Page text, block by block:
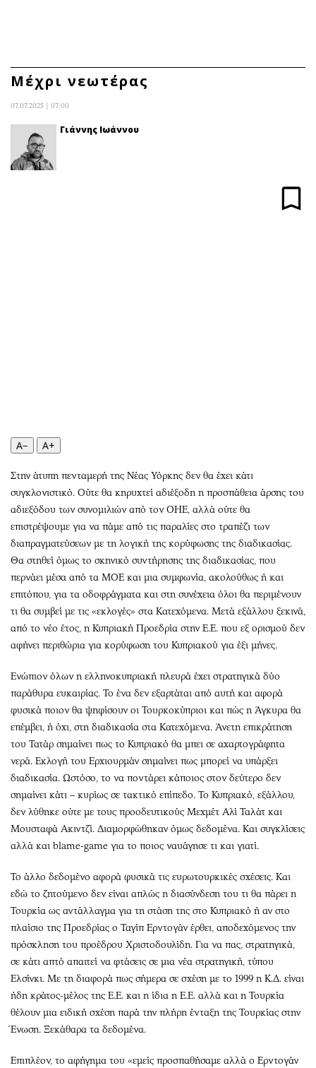
ΚΑΤΗΓΟΡΙΕΣ
Κύπρος
Παιδεία
Οικονομία
Real Estate
Επιχειρήσεις
Αγορές
Money Review
AstroBank Properties
Trends
Ενέργεια
Ναυτιλία
Κόσμος
Παράξενα
Πολιτισμός
Σινεμά
Θέατρο-Χορός
Μουσική
Εικαστικά
Χειρόγραφα
Οικονομία
Γενικά
Αναδρομές
Πρόσωπα
Περιβάλλον
Good Life
Γυναίκα
Showbiz
Έξοδος
Media
Εκπομπές
Wine routes
Podcasts
Uncut
Προσφορές
Προσωπικότητες στην ''Κ''
Επιστολές
Μέχρι νεωτέρας
07.07.2025 | 07:00
Γιάννης Ιωάννου
A− A+
Στην άτυπη πενταμερή της Νέας Υόρκης δεν θα έχει κάτι
συγκλονιστικό. Ούτε θα κηρυχτεί αδιέξοδη η προσπάθεια άρσης του
αδιεξόδου των συνομιλιών από τον ΟΗΕ, αλλά ούτε θα
επιστρέψουμε για να πάμε από τις παραλίες στο τραπέζι των
διαπραγματεύσεων με τη λογική της κορύφωσης της διαδικασίας.
Θα στηθεί όμως το σκηνικό συντήρησης της διαδικασίας, που
περνάει μέσα από τα ΜΟΕ και μια συμφωνία, ακολούθως ή και
επιτόπου, για τα οδοφράγματα και στη συνέχεια όλοι θα περιμένουν
τι θα συμβεί με τις «εκλογές» στα Κατεχόμενα. Μετά εξάλλου ξεκινά,
από το νέο έτος, η Κυπριακή Προεδρία στην Ε.Ε. που εξ ορισμού δεν
αφήνει περιθώρια για κορύφωση του Κυπριακού για έξι μήνες.
Ενώπιον όλων η ελληνοκυπριακή πλευρά έχει στρατηγικά δύο
παράθυρα ευκαιρίας. Το ένα δεν εξαρτάται από αυτή και αφορά
φυσικά ποιον θα ψηφίσουν οι Τουρκοκύπριοι και πώς η Άγκυρα θα
επέμβει, ή όχι, στη διαδικασία στα Κατεχόμενα. Άνετη επικράτηση
του Τατάρ σημαίνει πως το Κυπριακό θα μπει σε αχαρτογράφητα
νερά. Εκλογή του Ερχιουρμάν σημαίνει πως μπορεί να υπάρξει
διαδικασία. Ωστόσο, το να ποντάρει κάποιος στον δεύτερο δεν
σημαίνει κάτι – κυρίως σε τακτικό επίπεδο. Το Κυπριακό, εξάλλου,
δεν λύθηκε ούτε με τους προοδευτικούς Μεχμέτ Αλί Ταλάτ και
Μουσταφά Ακιντζί. Διαμορφώθηκαν όμως δεδομένα. Και συγκλίσεις
αλλά και blame-game για το ποιος ναυάγησε τι και γιατί.
Το άλλο δεδομένο αφορά φυσικά τις ευρωτουρκικές σχέσεις. Και
εδώ το ζητούμενο δεν είναι απλώς η διασύνδεση του τι θα πάρει η
Τουρκία ως αντάλλαγμα για τη στάση της στο Κυπριακό ή αν στο
πλαίσιο της Προεδρίας ο Ταγίπ Ερντογάν έρθει, αποδεχόμενος την
πρόσκληση του προέδρου Χριστοδουλίδη. Για να πας, στρατηγικά,
σε κάτι απτό απαιτεί να φτάσεις σε μια νέα στρατηγική, τύπου
Ελσίνκι. Με τη διαφορά πως σήμερα σε σχέση με το 1999 η Κ.Δ. είναι
ήδη κράτος-μέλος της Ε.Ε. και η ίδια η Ε.Ε. αλλά και η Τουρκία
θέλουν μια ειδική σχέση παρά την πλήρη ένταξη της Τουρκίας στην
Ένωση. Ξεκάθαρα τα δεδομένα.
Επιπλέον, το αφήγημα του «εμείς προσπαθήσαμε αλλά ο Ερντογάν